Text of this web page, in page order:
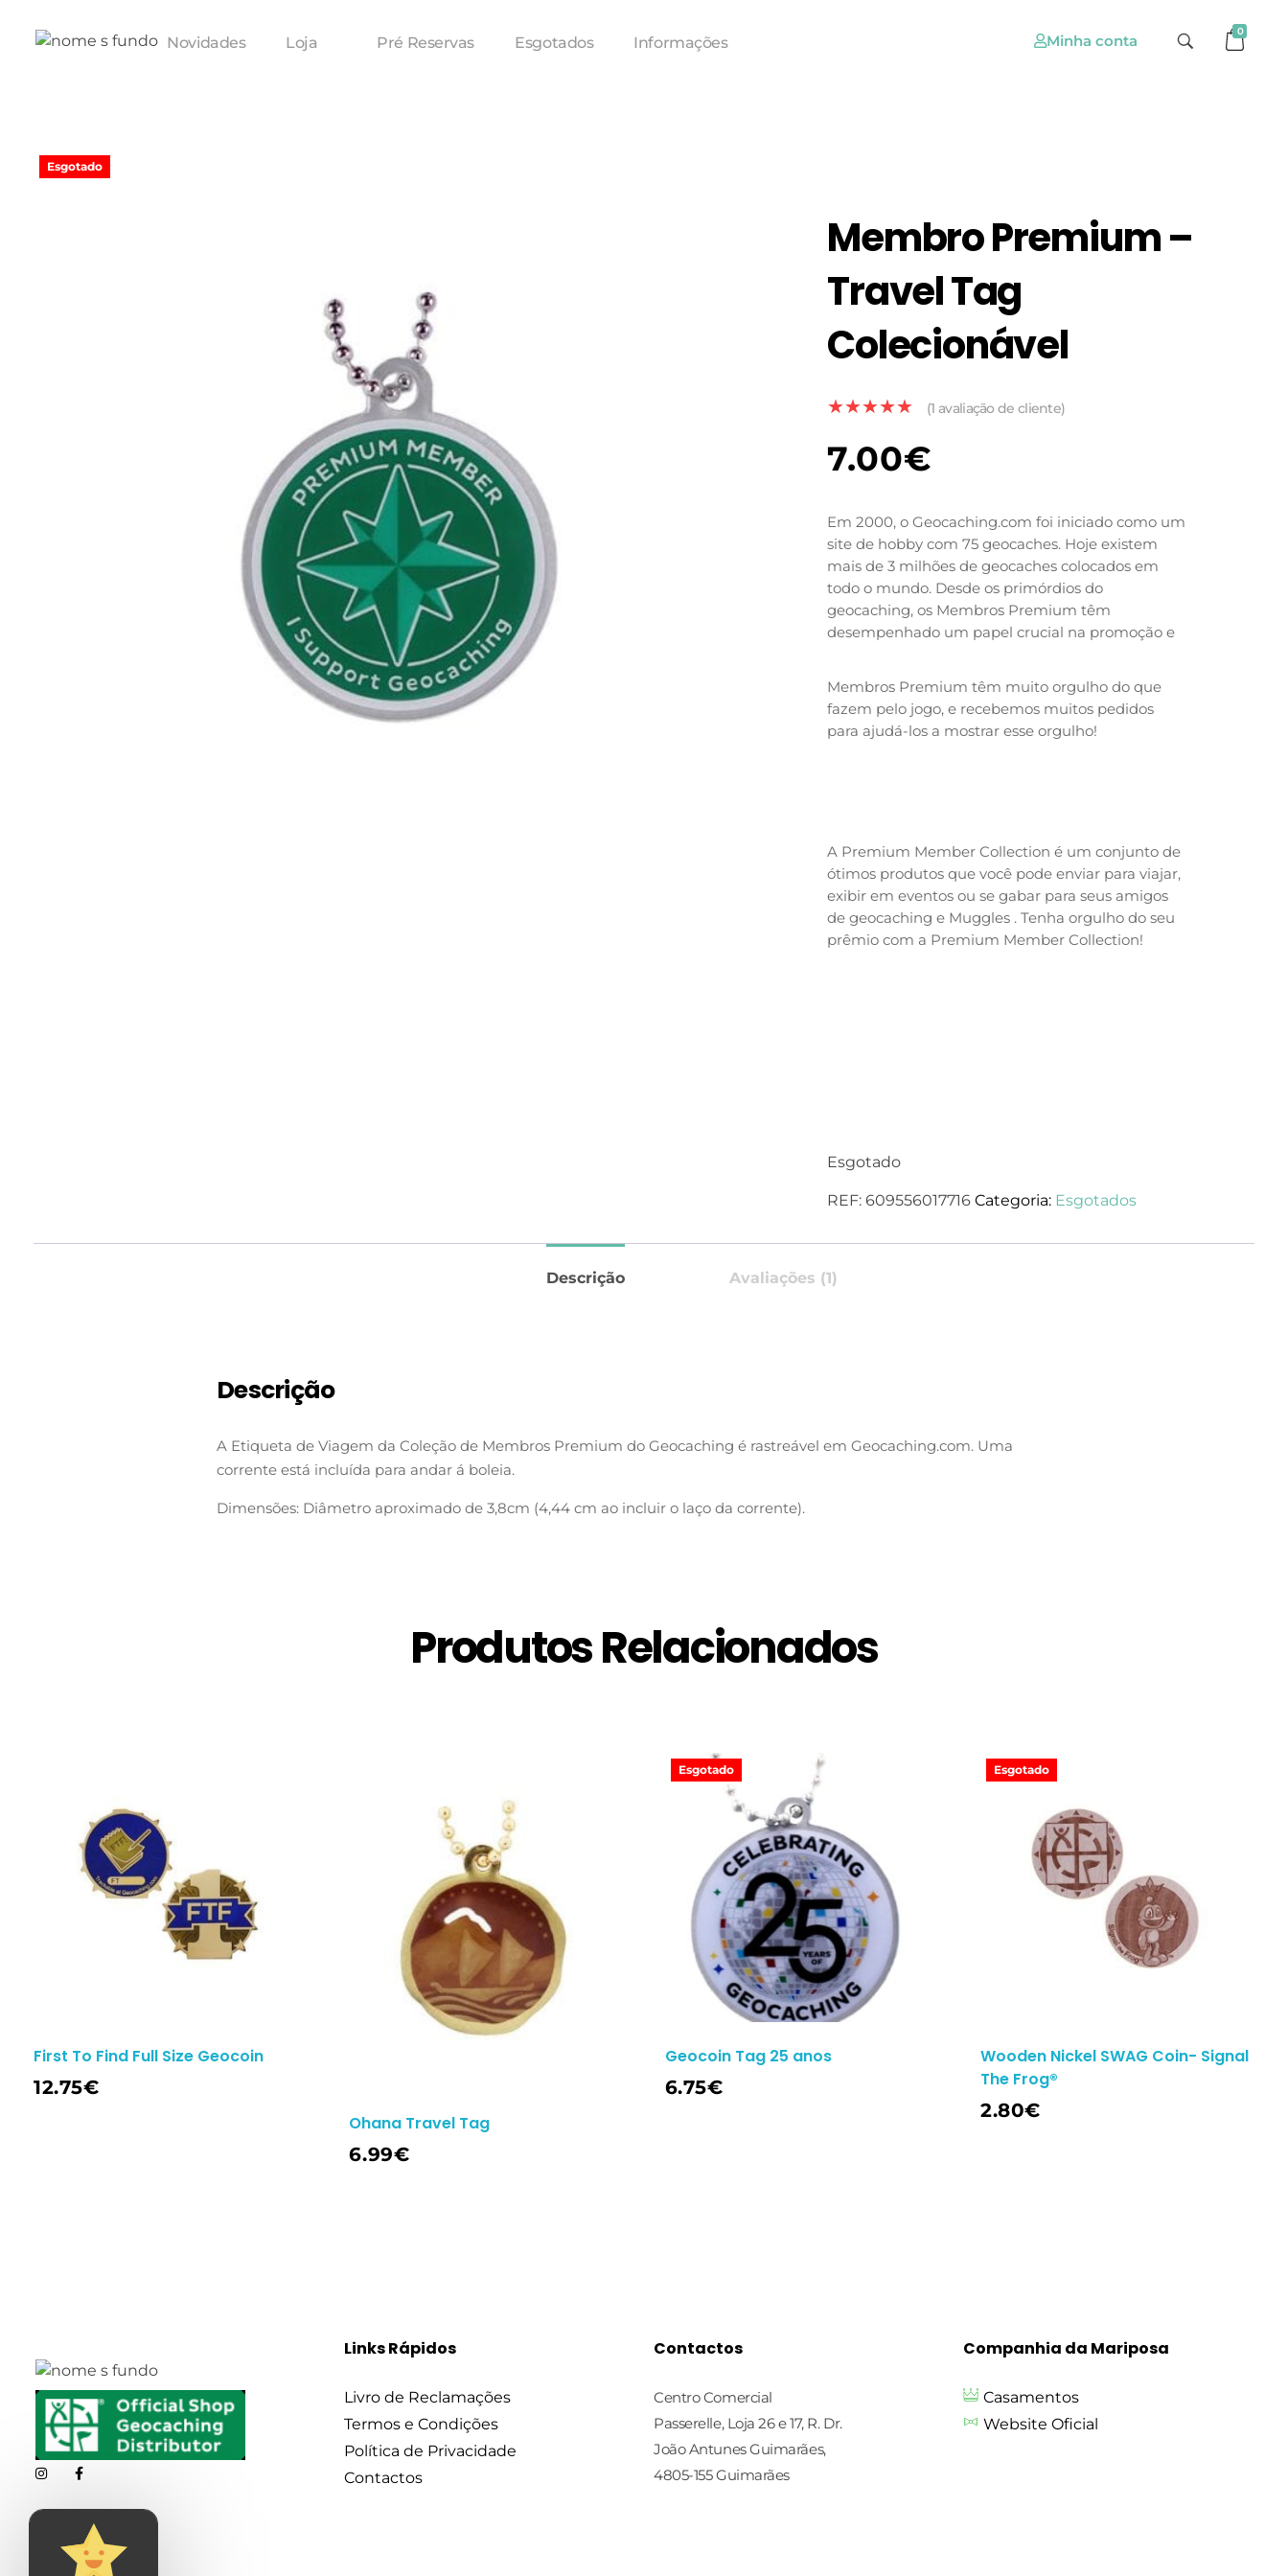
Novidades Loja Pré Reservas Esgotados Informações Minha conta
0
Esgotado
Membro Premium –
Travel Tag
Colecionável
(1 avaliação de cliente)
7.00€
Em 2000, o Geocaching.com foi iniciado como um
site de hobby com 75 geocaches. Hoje existem
mais de 3 milhões de geocaches colocados em
todo o mundo. Desde os primórdios do
geocaching, os Membros Premium têm
desempenhado um papel crucial na promoção e
Membros Premium têm muito orgulho do que
fazem pelo jogo, e recebemos muitos pedidos
para ajudá-los a mostrar esse orgulho!
A Premium Member Collection é um conjunto de
ótimos produtos que você pode enviar para viajar,
exibir em eventos ou se gabar para seus amigos
de geocaching e Muggles . Tenha orgulho do seu
prêmio com a Premium Member Collection!
Esgotado
REF:609556017716 Categoria: Esgotados
Descrição Avaliações (1)
Descrição
A Etiqueta de Viagem da Coleção de Membros Premium do Geocaching é rastreável em Geocaching.com. Uma
corrente está incluída para andar á boleia.
Dimensões: Diâmetro aproximado de 3,8cm (4,44 cm ao incluir o laço da corrente).
Produtos Relacionados
First To Find Full Size Geocoin
12.75€
Ohana Travel Tag
6.99€
Esgotado
Geocoin Tag 25 anos
6.75€
Esgotado
Wooden Nickel SWAG Coin- Signal
The Frog®
2.80€
Links Rápidos
Livro de Reclamações
Termos e Condições
Política de Privacidade
Contactos
Contactos
Centro Comercial
Passerelle, Loja 26 e 17, R. Dr.
João Antunes Guimarães,
4805-155 Guimarães
Companhia da Mariposa
Casamentos
Website Oficial